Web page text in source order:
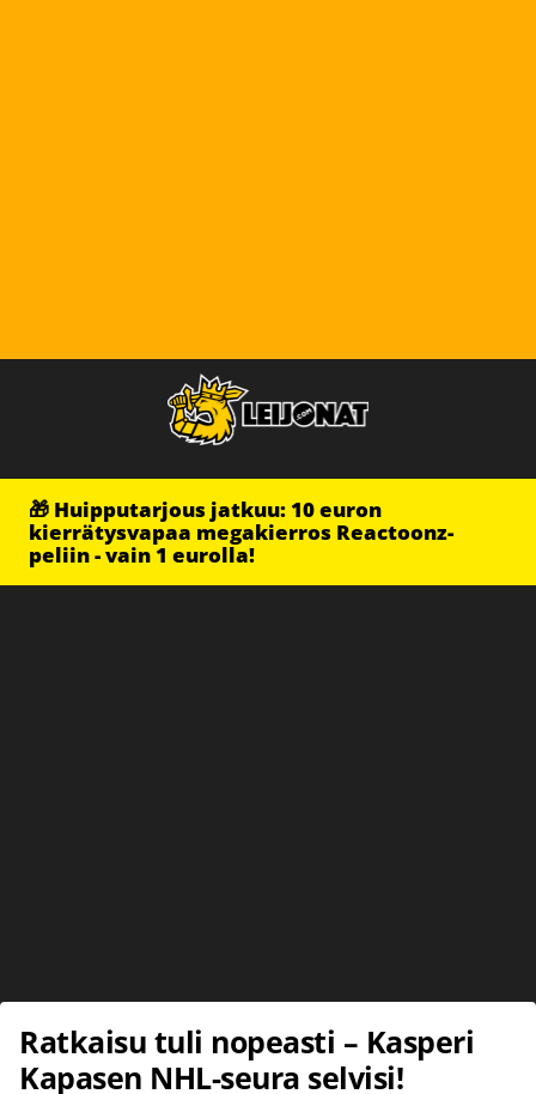
🎁 Huipputarjous jatkuu: 10 euron
kierrätysvapaa megakierros Reactoonz-
peliin - vain 1 eurolla!
Ratkaisu tuli nopeasti – Kasperi
Kapasen NHL-seura selvisi!